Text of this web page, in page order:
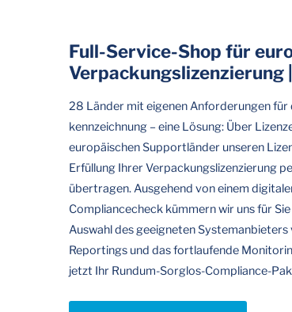
Full-Service-Shop für
Verpackungslizenzierung
28 Länder mit eigenen Anforderungen für
kennzeichnung – eine Lösung: Über
europäischen Supportländer unseren
Erfüllung Ihrer Verpackungslizenzierung
übertragen. Ausgehend von einem
Compliancecheck kümmern wir uns für
Auswahl des geeigneten
Reportings und das fortlaufende
jetzt Ihr Rundum-Sorglos-Compliance-